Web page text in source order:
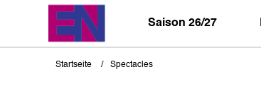
Saison 26/27
Pfadnavigation
Startseite Spectacles